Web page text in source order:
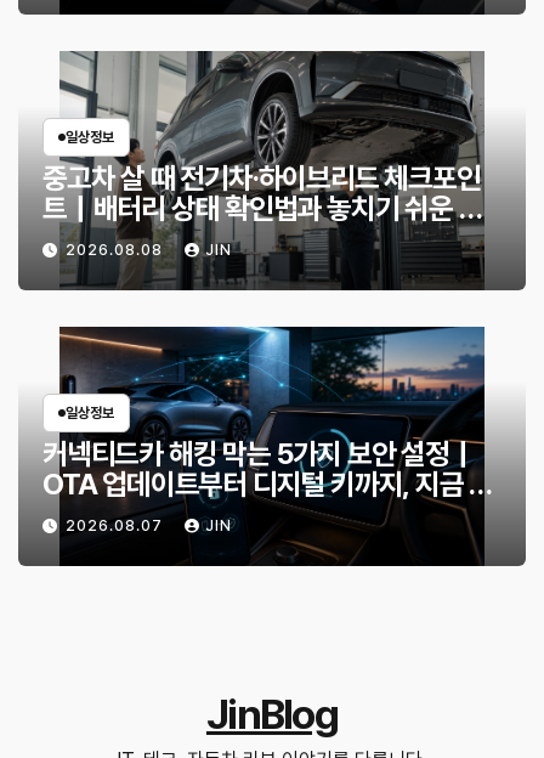
일상정보
중고차 살 때 전기차·하이브리드 체크포인
트｜배터리 상태 확인법과 놓치기 쉬운 위
험 신호
2026.08.08 JIN
일상정보
커넥티드카 해킹 막는 5가지 보안 설정｜
OTA 업데이트부터 디지털 키까지, 지금 확
인할 것은?
2026.08.07 JIN
JinBlog